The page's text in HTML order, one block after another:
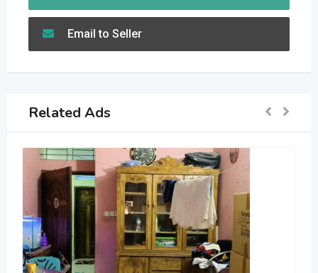
Email to Seller
Related Ads